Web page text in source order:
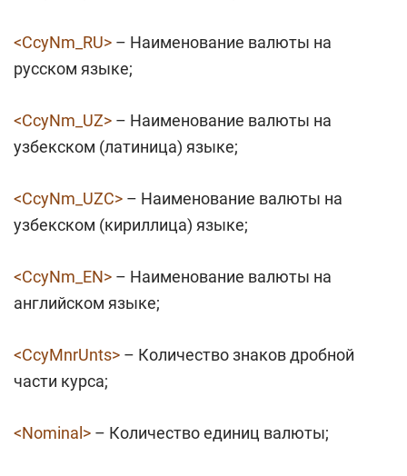
<CcyNm_RU> – Наименование валюты на
русском языке;
<CcyNm_UZ> – Наименование валюты на
узбекском (латиница) языке;
<CcyNm_UZC> – Наименование валюты на
узбекском (кириллица) языке;
<CcyNm_EN> – Наименование валюты на
английском языке;
<CcyMnrUnts> – Количество знаков дробной
части курса;
<Nominal> – Количество единиц валюты;